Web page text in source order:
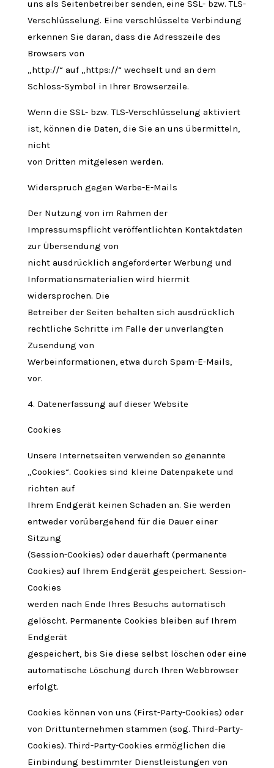
uns als Seitenbetreiber senden, eine SSL- bzw. TLS-
Verschlüsselung. Eine verschlüsselte Verbindung
erkennen Sie daran, dass die Adresszeile des
Browsers von
„http://“ auf „https://“ wechselt und an dem
Schloss-Symbol in Ihrer Browserzeile.
Wenn die SSL- bzw. TLS-Verschlüsselung aktiviert
ist, können die Daten, die Sie an uns übermitteln,
nicht
von Dritten mitgelesen werden.
Widerspruch gegen Werbe-E-Mails
Der Nutzung von im Rahmen der
Impressumspflicht veröffentlichten Kontaktdaten
zur Übersendung von
nicht ausdrücklich angeforderter Werbung und
Informationsmaterialien wird hiermit
widersprochen. Die
Betreiber der Seiten behalten sich ausdrücklich
rechtliche Schritte im Falle der unverlangten
Zusendung von
Werbeinformationen, etwa durch Spam-E-Mails,
vor.
4. Datenerfassung auf dieser Website
Cookies
Unsere Internetseiten verwenden so genannte
„Cookies“. Cookies sind kleine Datenpakete und
richten auf
Ihrem Endgerät keinen Schaden an. Sie werden
entweder vorübergehend für die Dauer einer
Sitzung
(Session-Cookies) oder dauerhaft (permanente
Cookies) auf Ihrem Endgerät gespeichert. Session-
Cookies
werden nach Ende Ihres Besuchs automatisch
gelöscht. Permanente Cookies bleiben auf Ihrem
Endgerät
gespeichert, bis Sie diese selbst löschen oder eine
automatische Löschung durch Ihren Webbrowser
erfolgt.
Cookies können von uns (First-Party-Cookies) oder
von Drittunternehmen stammen (sog. Third-Party-
Cookies). Third-Party-Cookies ermöglichen die
Einbindung bestimmter Dienstleistungen von